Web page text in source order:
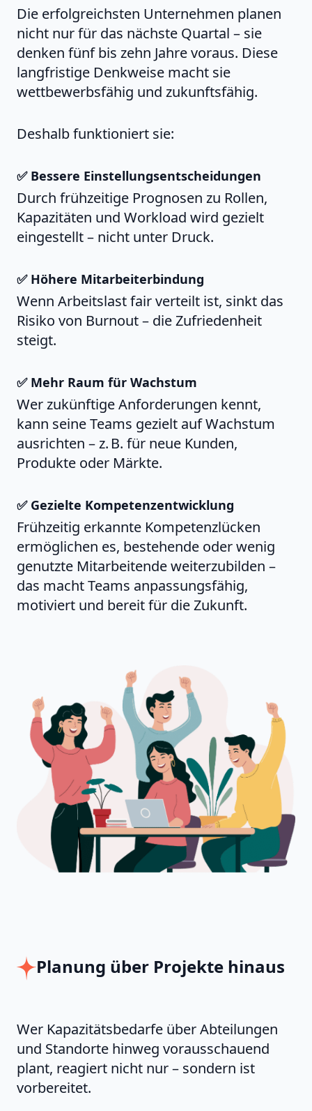
Die erfolgreichsten Unternehmen planen
nicht nur für das nächste Quartal – sie
denken fünf bis zehn Jahre voraus. Diese
langfristige Denkweise macht sie
wettbewerbsfähig und zukunftsfähig.
Deshalb funktioniert sie:
✅ Bessere Einstellungsentscheidungen
Durch frühzeitige Prognosen zu Rollen,
Kapazitäten und Workload wird gezielt
eingestellt – nicht unter Druck.
✅ Höhere Mitarbeiterbindung
Wenn Arbeitslast fair verteilt ist, sinkt das
Risiko von Burnout – die Zufriedenheit
steigt.
✅ Mehr Raum für Wachstum
Wer zukünftige Anforderungen kennt,
kann seine Teams gezielt auf Wachstum
ausrichten – z. B. für neue Kunden,
Produkte oder Märkte.
✅ Gezielte Kompetenzentwicklung
Frühzeitig erkannte Kompetenzlücken
ermöglichen es, bestehende oder wenig
genutzte Mitarbeitende weiterzubilden –
das macht Teams anpassungsfähig,
motiviert und bereit für die Zukunft.
Planung über Projekte hinaus
Wer Kapazitätsbedarfe über Abteilungen
und Standorte hinweg vorausschauend
plant, reagiert nicht nur – sondern ist
vorbereitet.